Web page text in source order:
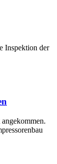
Inspektion der